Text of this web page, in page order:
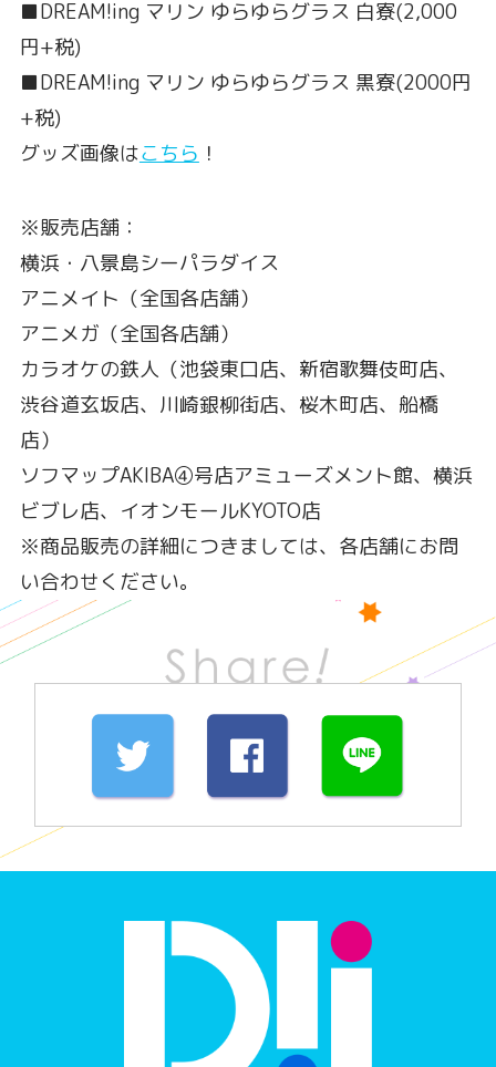
■DREAM!ing マリン ゆらゆらグラス 白寮(2,000
円+税)
■DREAM!ing マリン ゆらゆらグラス 黒寮(2000円
+税)
グッズ画像はこちら ！
※販売店舗：
横浜・八景島シーパラダイス
アニメイト（全国各店舗）
アニメガ（全国各店舗）
カラオケの鉄人（池袋東口店、新宿歌舞伎町店、
渋谷道玄坂店、川崎銀柳街店、桜木町店、船橋
店）
ソフマップAKIBA④号店アミューズメント館、横浜
ビブレ店、イオンモールKYOTO店
※商品販売の詳細につきましては、各店舗にお問
い合わせください。